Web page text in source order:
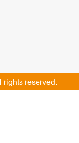
rights reserved.